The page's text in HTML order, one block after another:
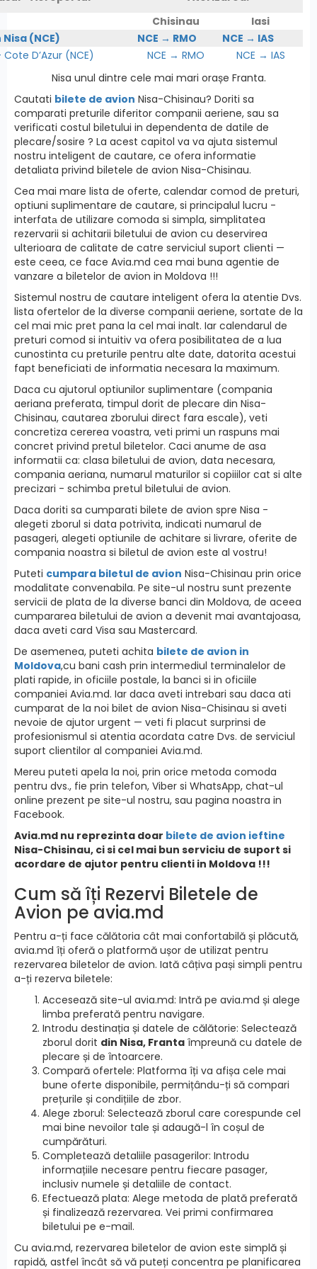
Chisinau
Iasi
(NCE)
NCE → RMO
NCE → IAS
D’Azur (NCE)
NCE → RMO
NCE → IAS
Nisa unul dintre cele mai mari orașe Franta.
Cautati bilete de avion Nisa-Chisinau? Doriti sa
comparati preturile diferitor companii aeriene, sau sa
verificati costul biletului in dependenta de datile de
plecare/sosire ? La acest capitol va va ajuta sistemul
nostru inteligent de cautare, ce ofera informatie
detaliata privind biletele de avion Nisa-Chisinau.
Cea mai mare lista de oferte, calendar comod de preturi,
optiuni suplimentare de cautare, si principalul lucru -
interfatа de utilizare comoda si simpla, simplitatea
rezervarii si achitarii biletului de avion cu deservirea
ulterioara de calitate de catre serviciul suport clienti —
este ceea, ce face Avia.md cea mai buna agentie de
vanzare a biletelor de avion in Moldova !!!
Sistemul nostru de cautare inteligent ofera la atentie Dvs.
lista ofertelor de la diverse companii aeriene, sortate de la
cel mai mic pret pana la cel mai inalt. Iar calendarul de
preturi comod si intuitiv va ofera posibilitatea de a lua
cunostinta cu preturile pentru alte date, datorita acestui
fapt beneficiati de informatia necesara la maximum.
Daca cu ajutorul optiunilor suplimentare (compania
aeriana preferata, timpul dorit de plecare din Nisa-
Chisinau, cautarea zborului direct fara escale), veti
concretiza cererea voastra, veti primi un raspuns mai
concret privind pretul biletelor. Caci anume de asa
informatii ca: clasa biletului de avion, data necesara,
compania aeriana, numarul maturilor si copiiilor cat si alte
precizari - schimba pretul biletului de avion.
Daca doriti sa cumparati bilete de avion spre Nisa -
alegeti zborul si data potrivita, indicati numarul de
pasageri, alegeti optiunile de achitare si livrare, oferite de
compania noastra si biletul de avion este al vostru!
Puteti cumpara biletul de avion Nisa-Chisinau prin orice
modalitate convenabila. Pe site-ul nostru sunt prezente
servicii de plata de la diverse banci din Moldova, de aceea
cumpararea biletului de avion a devenit mai avantajoasa,
daca aveti card Visa sau Mastercard.
De asemenea, puteti achita bilete de avion in
Moldova,cu bani cash prin intermediul terminalelor de
plati rapide, in oficiile postale, la banci si in oficiile
companiei Avia.md. Iar daca aveti intrebari sau daca ati
cumparat de la noi bilet de avion Nisa-Chisinau si aveti
nevoie de ajutor urgent — veti fi placut surprinsi de
profesionismul si atentia acordata catre Dvs. de serviciul
suport clientilor al companiei Avia.md.
Mereu puteti apela la noi, prin orice metoda comoda
pentru dvs., fie prin telefon, Viber si WhatsApp, chat-ul
online prezent pe site-ul nostru, sau pagina noastra in
Facebook.
Avia.md nu reprezinta doar bilete de avion ieftine
Nisa-Chisinau, ci si cel mai bun serviciu de suport si
acordare de ajutor pentru clienti in Moldova !!!
Cum să îți Rezervi Biletele de
Avion pe avia.md
Pentru a-ți face călătoria cât mai confortabilă și plăcută,
avia.md îți oferă o platformă ușor de utilizat pentru
rezervarea biletelor de avion. Iată câțiva pași simpli pentru
a-ți rezerva biletele:
Accesează site-ul avia.md: Intră pe avia.md și alege
limba preferată pentru navigare.
Introdu destinația și datele de călătorie: Selectează
zborul dorit din Nisa, Franta împreună cu datele de
plecare și de întoarcere.
Compară ofertele: Platforma îți va afișa cele mai
bune oferte disponibile, permițându-ți să compari
prețurile și condițiile de zbor.
Alege zborul: Selectează zborul care corespunde cel
mai bine nevoilor tale și adaugă-l în coșul de
cumpărături.
Completează detaliile pasagerilor: Introdu
informațiile necesare pentru fiecare pasager,
inclusiv numele și detaliile de contact.
Efectuează plata: Alege metoda de plată preferată
și finalizează rezervarea. Vei primi confirmarea
biletului pe e-mail.
Cu avia.md, rezervarea biletelor de avion este simplă și
rapidă, astfel încât să vă puteți concentra pe planificarea